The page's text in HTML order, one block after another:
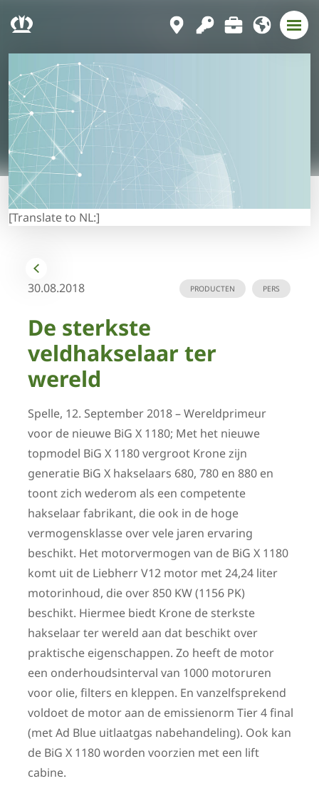
[Translate to NL:]
30.08.2018 PERS
PRODUCTEN
De sterkste
veldhakselaar ter
wereld
Spelle, 12. September 2018 – Wereldprimeur
voor de nieuwe BiG X 1180; Met het nieuwe
topmodel BiG X 1180 vergroot Krone zijn
generatie BiG X hakselaars 680, 780 en 880 en
toont zich wederom als een competente
hakselaar fabrikant, die ook in de hoge
vermogensklasse over vele jaren ervaring
beschikt. Het motorvermogen van de BiG X 1180
komt uit de Liebherr V12 motor met 24,24 liter
motorinhoud, die over 850 KW (1156 PK)
beschikt. Hiermee biedt Krone de sterkste
hakselaar ter wereld aan dat beschikt over
praktische eigenschappen. Zo heeft de motor
een onderhoudsinterval van 1000 motoruren
voor olie, filters en kleppen. En vanzelfsprekend
voldoet de motor aan de emissienorm Tier 4 final
(met Ad Blue uitlaatgas nabehandeling). Ook kan
de BiG X 1180 worden voorzien met een lift
cabine.